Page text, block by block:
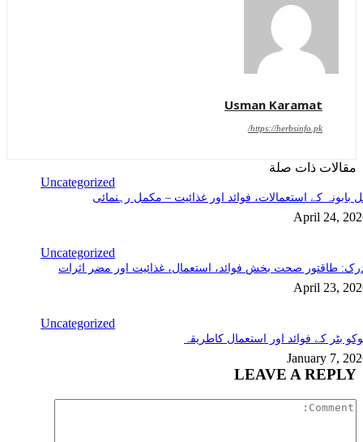
Usman Karamat
https://herbsinfo.pk/
مقالات ذات صلة
Uncategorized
بابونہ کے استعمالات، فوائد اور غذائیت – مکمل رہنمائی
April 24,
Uncategorized
طاقتور صحت بخش فوائد، استعمال، غذائیت اور مضر اثرات
April 23,
Uncategorized
بٹر کے فوائد اور استعمال کاطریقہ
January 7,
LEAVE A REPLY